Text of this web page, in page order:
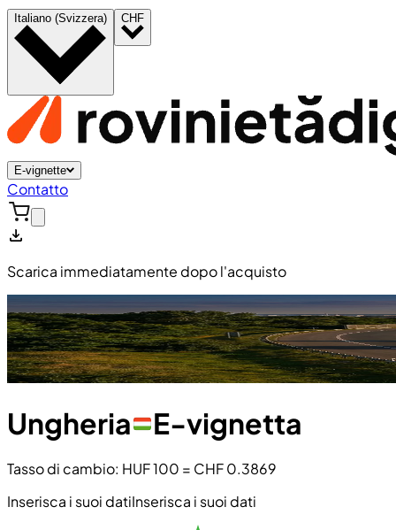
Italiano (Svizzera) CHF
E-vignette
Contatto
Scarica immediatamente dopo l'acquisto
Ungheria E-vignetta
Tasso di cambio: HUF 100 = CHF 0.3869
Inserisca i suoi datiInserisca i suoi dati